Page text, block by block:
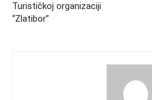
Turističkoj organizaciji
“Zlatibor”